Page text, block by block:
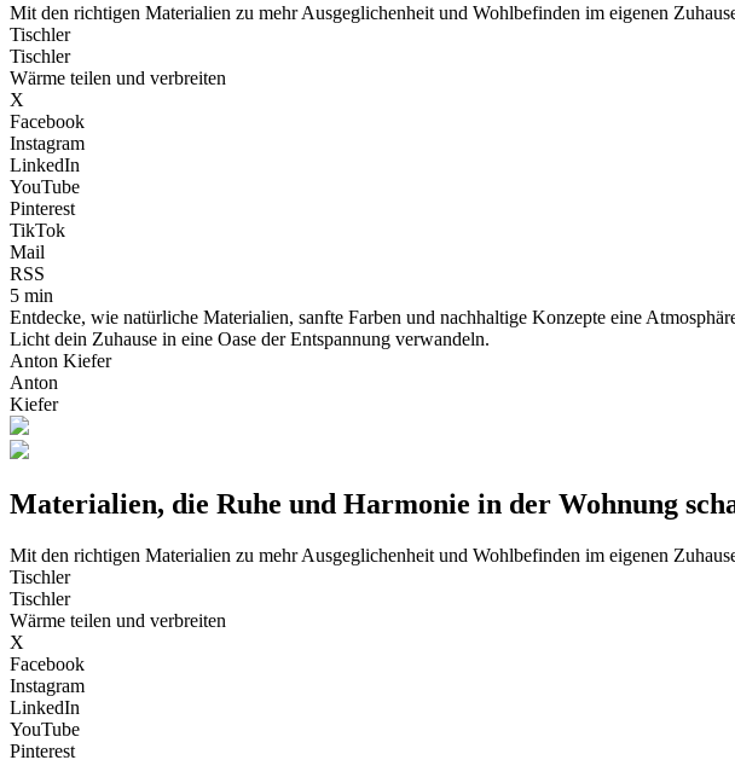
Mit den richtigen Materialien zu mehr Ausgeglichenheit und Wohlbefinden im eigenen
Tischler
Tischler
Wärme teilen und verbreiten
X
Facebook
Instagram
LinkedIn
YouTube
Pinterest
TikTok
Mail
RSS
5 min
Entdecke, wie natürliche Materialien, sanfte Farben und nachhaltige Konzepte eine
Licht dein Zuhause in eine Oase der Entspannung verwandeln.
Anton Kiefer
Anton
Kiefer
Materialien, die Ruhe und Harmonie in der Wohnung
Mit den richtigen Materialien zu mehr Ausgeglichenheit und Wohlbefinden im eigenen
Tischler
Tischler
Wärme teilen und verbreiten
X
Facebook
Instagram
LinkedIn
YouTube
Pinterest